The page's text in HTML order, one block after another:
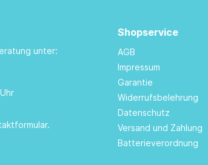
unter:
.
Shopservice
AGB
Impressum
Garantie
Widerrufsbelehrung
Datenschutz
Versand und Zahlung
Batterieverordnung